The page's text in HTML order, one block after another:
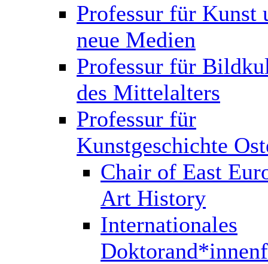
Professur für Kunst
neue Medien
Professur für
des Mittelalters
Professur für
Kunstgeschichte
Chair of East
Art History
Internationales